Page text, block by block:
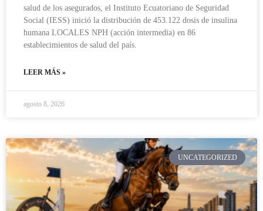
salud de los asegurados, el Instituto Ecuatoriano de Seguridad
Social (IESS) inició la distribución de 453.122 dosis de insulina
humana LOCALES NPH (acción intermedia) en 86
establecimientos de salud del país.
LEER MÁS »
agosto 8, 2026
UNCATEGORIZED